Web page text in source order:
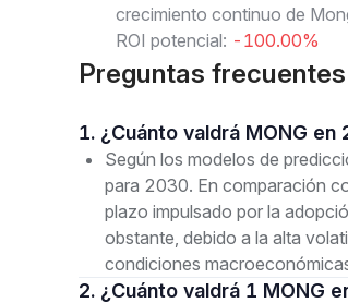
crecimiento continuo de
ROI potencial: -100.00%
Preguntas frecuentes
1. ¿Cuánto valdrá MONG
Según los modelos de
para 2030. En comparación
plazo impulsado por la
obstante, debido a la alta
condiciones
2. ¿Cuánto valdrá 1 MONG